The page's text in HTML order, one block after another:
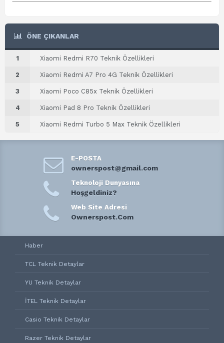
ÖNE ÇIKANLAR
1 Xiaomi Redmi R70 Teknik Özellikleri
2 Xiaomi Redmi A7 Pro 4G Teknik Özellikleri
3 Xiaomi Poco C85x Teknik Özellikleri
4 Xiaomi Pad 8 Pro Teknik Özellikleri
5 Xiaomi Redmi Turbo 5 Max Teknik Özellikleri
E-POSTA
ownerspost@gmail.com
Teknoloji Dunyasına
Hoşgeldiniz?
Web Site Adresi
Ownerspost.Com
Haber
TCL Teknik Detaylar
YU Teknik Detaylar
İTEL Teknik Detaylar
Casio Teknik Detaylar
Razer Teknik Detaylar